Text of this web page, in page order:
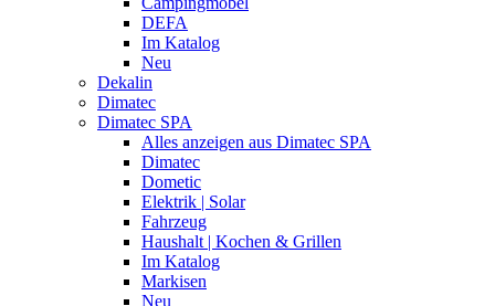
DEFA
Im Katalog
Neu
Dekalin
Dimatec
Dimatec SPA
Alles anzeigen aus Dimatec SPA
Dimatec
Dometic
Elektrik | Solar
Fahrzeug
Haushalt | Kochen & Grillen
Im Katalog
Markisen
Neu